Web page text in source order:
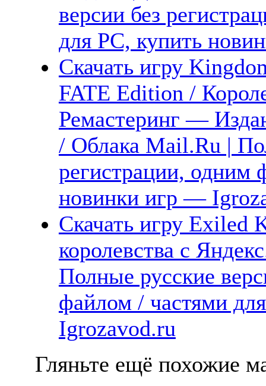
версии без
для PC, купить
Скачать игру
FATE Edition /
Ремастеринг —
/ Облака Mail.Ru |
регистрации, одним
новинки игр —
Скачать игру Exiled
королевства с
Полные русские
файлом / частями
Igrozavod.ru
Гляньте ещё похожие